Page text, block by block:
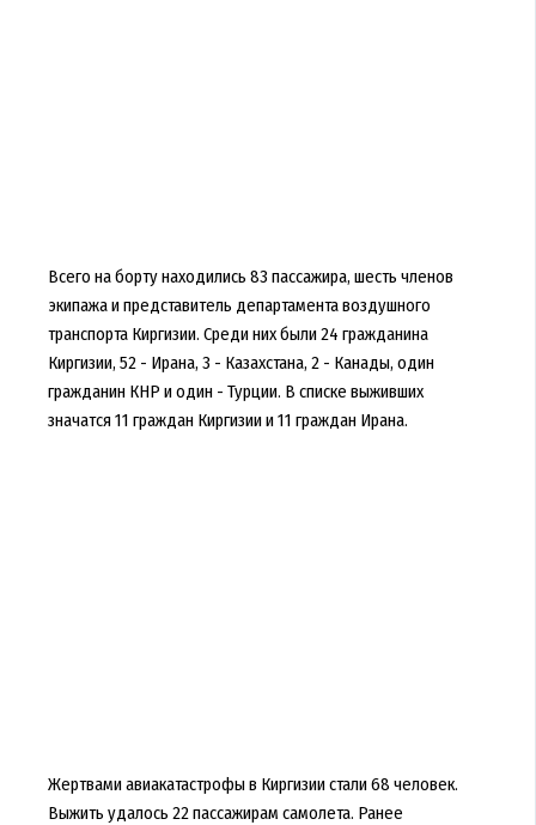
Всего на борту находились 83 пассажира, шесть членов
экипажа и представитель департамента воздушного
транспорта Киргизии. Среди них были 24 гражданина
Киргизии, 52 - Ирана, 3 - Казахстана, 2 - Канады, один
гражданин КНР и один - Турции. В списке выживших
значатся 11 граждан Киргизии и 11 граждан Ирана.
Жертвами авиакатастрофы в Киргизии стали 68 человек.
Выжить удалось 22 пассажирам самолета. Ранее